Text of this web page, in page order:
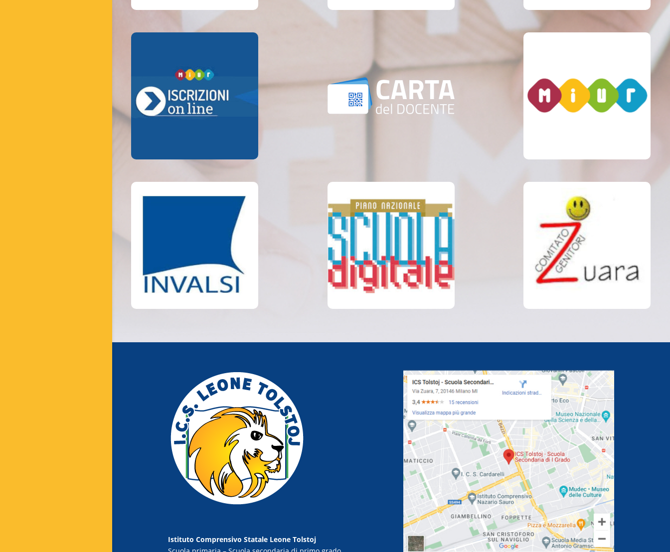
Istituto Comprensivo Statale Leone Tolstoj